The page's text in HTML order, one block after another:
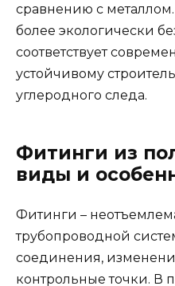
сравнению с
более экологически
соответствует
устойчивому
углеродного следа.
Фитинги из
виды и
Фитинги –
трубопроводной
соединения,
контрольные точки. В